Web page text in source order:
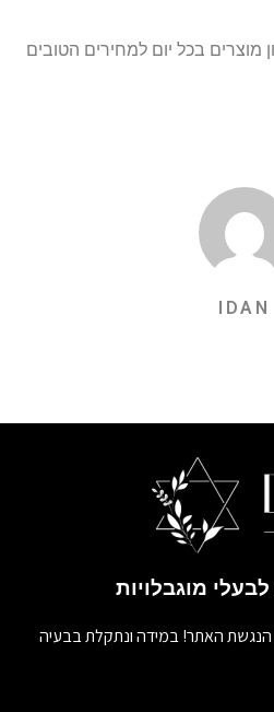
יותר מ -250 מיליון מוצרים בכל יום למחירים הטובים
IDAN
מוגבלויות
האתר! במידה ונתקלת בבעיה